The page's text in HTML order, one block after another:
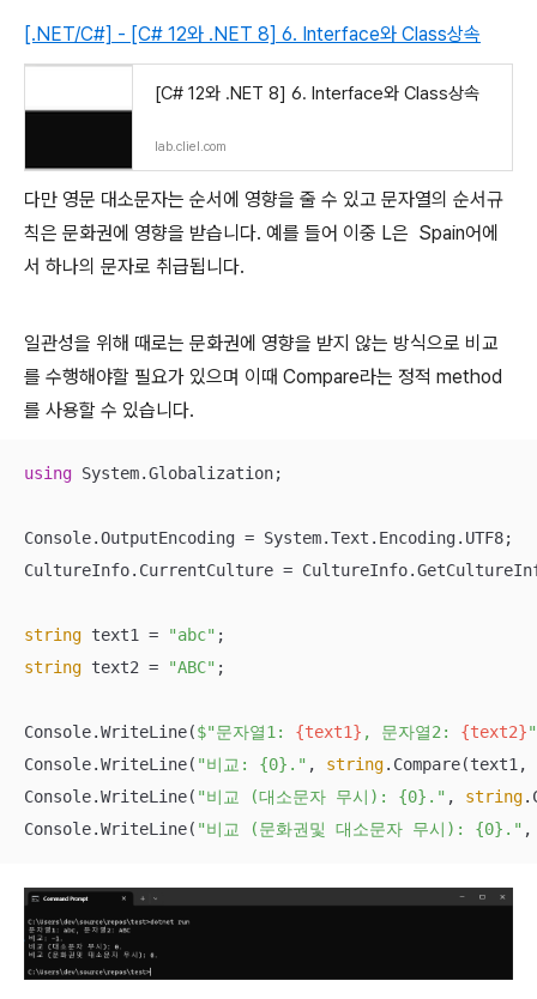
[.NET/C#] - [C# 12와 .NET 8] 6. Interface와 Class상속
[C# 12와 .NET 8] 6. Interface와 Class상속
lab.cliel.com
다만 영문 대소문자는 순서에 영향을 줄 수 있고 문자열의 순서규
칙은 문화권에 영향을 받습니다. 예를 들어 이중 L은 Spain어에
서 하나의 문자로 취급됩니다.
일관성을 위해 때로는 문화권에 영향을 받지 않는 방식으로 비교
를 수행해야할 필요가 있으며 이때 Compare라는 정적 method
를 사용할 수 있습니다.
using System.Globalization;
Console.OutputEncoding = System.Text.Encoding.UTF8;
CultureInfo.CurrentCulture =
string text1 = "abc"
string text2 = "ABC" ;
Console.WriteLine($"문자열1: {text1} , 문자열2: {text2}"
Console.WriteLine( "비교: {0}." , string
Console.WriteLine( "비교 (대소문자 무시): {0}." , string
Console.WriteLine( "비교 (문화권및 대소문자 무시): {0}."